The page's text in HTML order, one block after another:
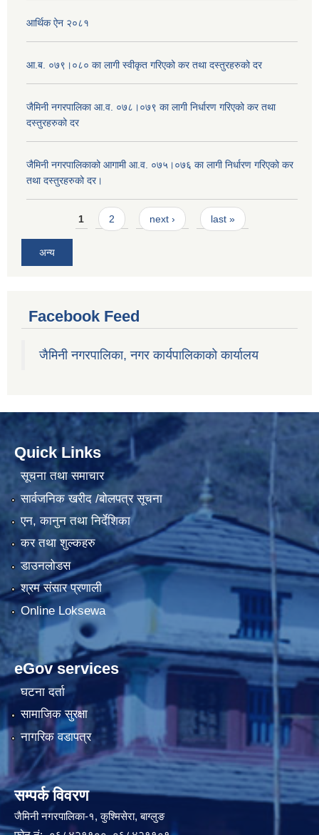
आर्थिक ऐन २०८१
आ.ब. ०७९।०८० का लागी स्वीकृत गरिएको कर तथा दस्तुरहरुको दर
जैमिनी नगरपालिका आ.व. ०७८।०७९ का लागी निर्धारण गरिएको कर तथा
दस्तुरहरुको दर
जैमिनी नगरपालिकाको आगामी आ.व. ०७५।०७६ का लागी निर्धारण गरिएको कर
तथा दस्तुरहरुको दर।
Pages1 2 next › last »
अन्य
Facebook Feed
जैमिनी नगरपालिका, नगर कार्यपालिकाको कार्यालय
Quick Links
सूचना तथा समाचार
सार्वजनिक खरीद /बोलपत्र सूचना
एन, कानुन तथा निर्देशिका
कर तथा शुल्कहरु
डाउनलोडस
श्रम संसार प्रणाली
Online Loksewa
eGov services
घटना दर्ता
सामाजिक सुरक्षा
नागरिक वडापत्र
सम्पर्क विवरण
जैमिनी नगरपालिका-१, कुश्मिसेरा, बाग्लुङ